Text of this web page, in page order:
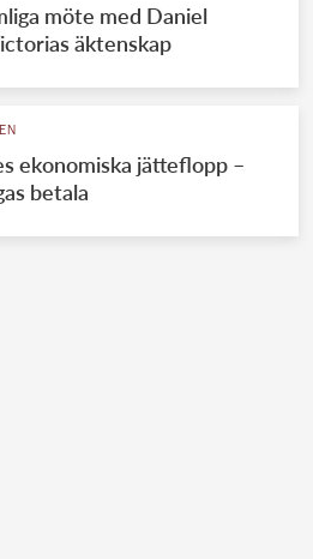
möte med Daniel
äktenskap
ekonomiska jätteflopp –
betala